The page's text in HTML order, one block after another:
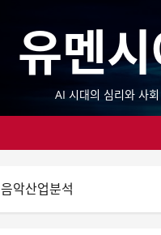
유멘
AI 시대의 심리와 사회
음악산업분석